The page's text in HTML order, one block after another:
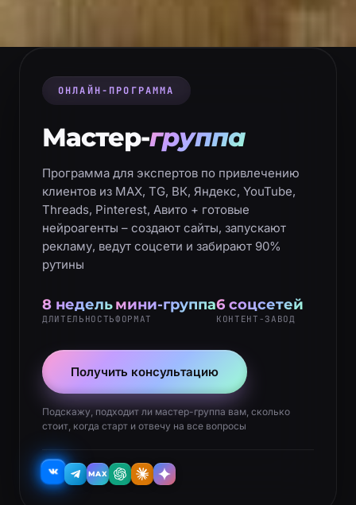
ОНЛАЙН-ПРОГРАММА
Мастер-группа
Программа для экспертов по привлечению
клиентов из MAX, TG, ВК, Яндекс, YouTube,
Threads, Pinterest, Авито + готовые
нейроагенты – создают сайты, запускают
рекламу, ведут соцсети и забирают 90%
рутины
8 недель
ДЛИТЕЛЬНОСТЬ
мини-группа
ФОРМАТ
6 соцсетей
КОНТЕНТ-ЗАВОД
Получить консультацию
Подскажу, подходит ли мастер-группа вам, сколько
стоит, когда старт и отвечу на все вопросы
MAX